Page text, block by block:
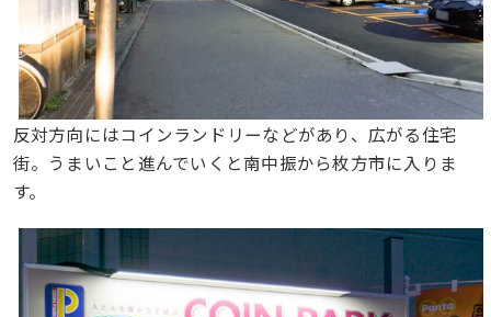
反対方向にはコインランドリーなどがあり、広がる住宅
街。うまいこと進んでいくと南中振から枚方市に入りま
す。